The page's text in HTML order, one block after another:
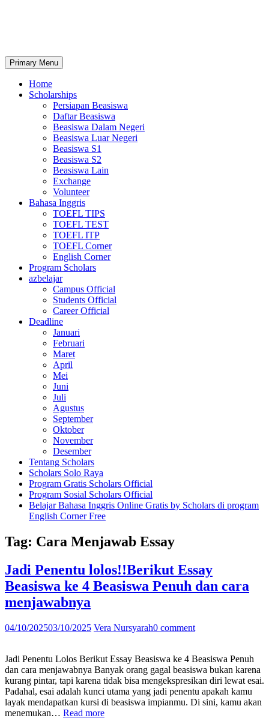
Primary Menu
Home
Scholarships
Persiapan Beasiswa
Daftar Beasiswa
Beasiswa Dalam Negeri
Beasiswa Luar Negeri
Beasiswa S1
Beasiswa S2
Beasiswa Lain
Exchange
Volunteer
Bahasa Inggris
TOEFL TIPS
TOEFL TEST
TOEFL ITP
TOEFL Corner
English Corner
Program Scholars
azbelajar
Campus Official
Students Official
Career Official
Deadline
Januari
Februari
Maret
April
Mei
Juni
Juli
Agustus
September
Oktober
November
Desember
Tentang Scholars
Scholars Solo Raya
Program Gratis Scholars Official
Program Sosial Scholars Official
Belajar Bahasa Inggris Online Gratis by Scholars di program
English Corner Free
Tag: Cara Menjawab Essay
Jadi Penentu lolos!!Berikut Essay
Beasiswa ke 4 Beasiswa Penuh dan cara
menjawabnya
04/10/202503/10/2025 Vera Nursyarah0 comment
Jadi Penentu Lolos Berikut Essay Beasiswa ke 4 Beasiswa Penuh
dan cara menjawabnya Banyak orang gagal beasiswa bukan karena
kurang pintar, tapi karena tidak bisa mengekspresikan diri lewat esai.
Padahal, esai adalah kunci utama yang jadi penentu apakah kamu
layak mendapatkan kursi di beasiswa impianmu. Di sini, kamu akan
menemukan… Read more“Jadi